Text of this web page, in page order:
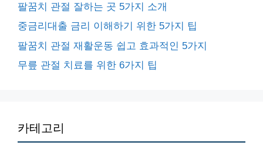
팔꿈치 관절 잘하는 곳 5가지 소개
중금리대출 금리 이해하기 위한 5가지 팁
팔꿈치 관절 재활운동 쉽고 효과적인 5가지
무릎 관절 치료를 위한 6가지 팁
카테고리